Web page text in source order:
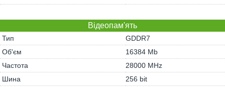
Відеопам'ять
Тип
GDDR7
Об'єм
16384 Mb
Частота
28000 MHz
Шина
256 bit